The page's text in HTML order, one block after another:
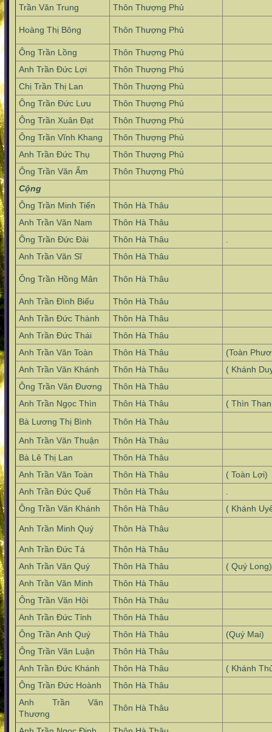
Trần Văn Trung
Thôn Thượng Phủ
Hoàng Thị Bông Thôn Thượng Phủ
Ông Trần Lồng
Thôn Thượng Phủ
Anh Trần Đức Lợi
Thôn Thượng Phủ
Chị Trần Thị Lan
Thôn Thượng Phủ
Ông Trần Đức Lưu
Thôn Thượng Phủ
Ông Trần Xuân Đạt
Thôn Thượng Phủ
Ông Trần Vĩnh Khang
Thôn Thượng Phủ
Anh Trần Đức Thụ
Thôn Thượng Phủ
Ông Trần Văn Ấm
Thôn Thượng Phủ
Cộng
Ông Trần Minh Tiến
Thôn Hà Thâu
Anh Trần Văn Nam
Thôn Hà Thâu
Ông Trần Đức Đài
Thôn Hà Thâu
Anh Trần Văn Sĩ
Thôn Hà Thâu
Ông Trần Hồng Mân Thôn Hà Thâu
Anh Trần Đình Biếu
Thôn Hà Thâu
Anh Trần Đức Thành
Thôn Hà Thâu
Anh Trần Đức Thái
Thôn Hà Thâu
Anh Trần Văn Toàn
Thôn Hà Thâu
(Toàn
Anh Trần Văn Khánh
Thôn Hà Thâu
( Khánh
Ông Trần Văn Đương
Thôn Hà Thâu
Anh Trần Ngọc Thìn
Thôn Hà Thâu
( Thìn
Bà Lương Thị Bình
Thôn Hà Thâu
Anh Trần Văn Thuận
Thôn Hà Thâu
Bà Lê Thị Lan
Thôn Hà Thâu
Anh Trần Văn Toàn
Thôn Hà Thâu
( Toàn Lợi)
Anh Trần Đức Quế
Thôn Hà Thâu
Ông Trần Văn Khánh
Thôn Hà Thâu ( Khánh
Anh Trần Minh Quý Thôn Hà Thâu
Anh Trần Đức Tá
Thôn Hà Thâu
Anh Trần Văn Quý
Thôn Hà Thâu
( Quý Long)
Anh Trần Văn Minh
Thôn Hà Thâu
Ông Trần Văn Hội
Thôn Hà Thâu
Anh Trần Đức Tỉnh
Thôn Hà Thâu
Ông Trần Anh Quý
Thôn Hà Thâu
(Quý Mai)
Ông Trần Văn Luận
Thôn Hà Thâu
Anh Trần Đức Khánh
Thôn Hà Thâu
( Khánh
Ông Trần Đức Hoành
Thôn Hà Thâu
Anh Trần Văn
Thương
Thôn Hà Thâu